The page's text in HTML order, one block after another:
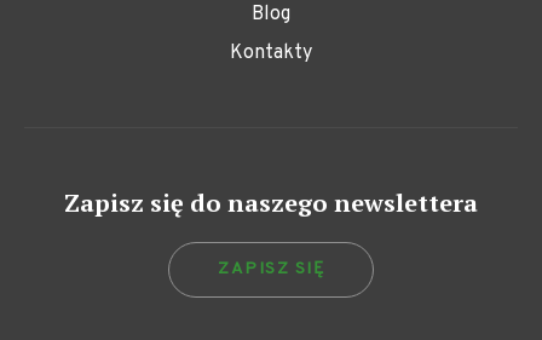
Blog
Kontakty
Zapisz się do naszego newslettera
ZAPISZ SIĘ